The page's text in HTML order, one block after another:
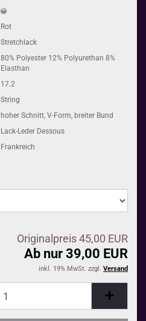
Rot
Stretchlack
80% Polyester 12% Polyurethan 8%
Elasthan
17.2
String
hoher Schnitt, V-Form, breiter Bund
Lack-Leder Dessous
Frankreich
Originalpreis 45,00 EUR
Ab nur 39,00 EUR
inkl. 19% MwSt. zzgl. Versand